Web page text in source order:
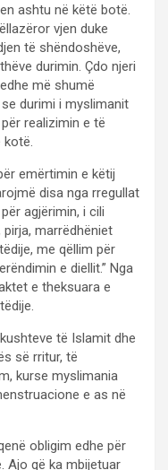
ashtu në këtë botë.
vjen duke
të shëndoshëve,
durimin. Çdo njeri
më shumë
durimi i myslimanit
realizimin e të
kotë.
emërtimin e këtij
disa nga rregullat
agjërimin, i cili
pirja, marrëdhëniet
me qëllim për
e diellit.” Nga
e theksuara e
të Islamit dhe
së rritur, të
kurse myslimania
e as në
obligim edhe për
Ajo që ka mbijetuar